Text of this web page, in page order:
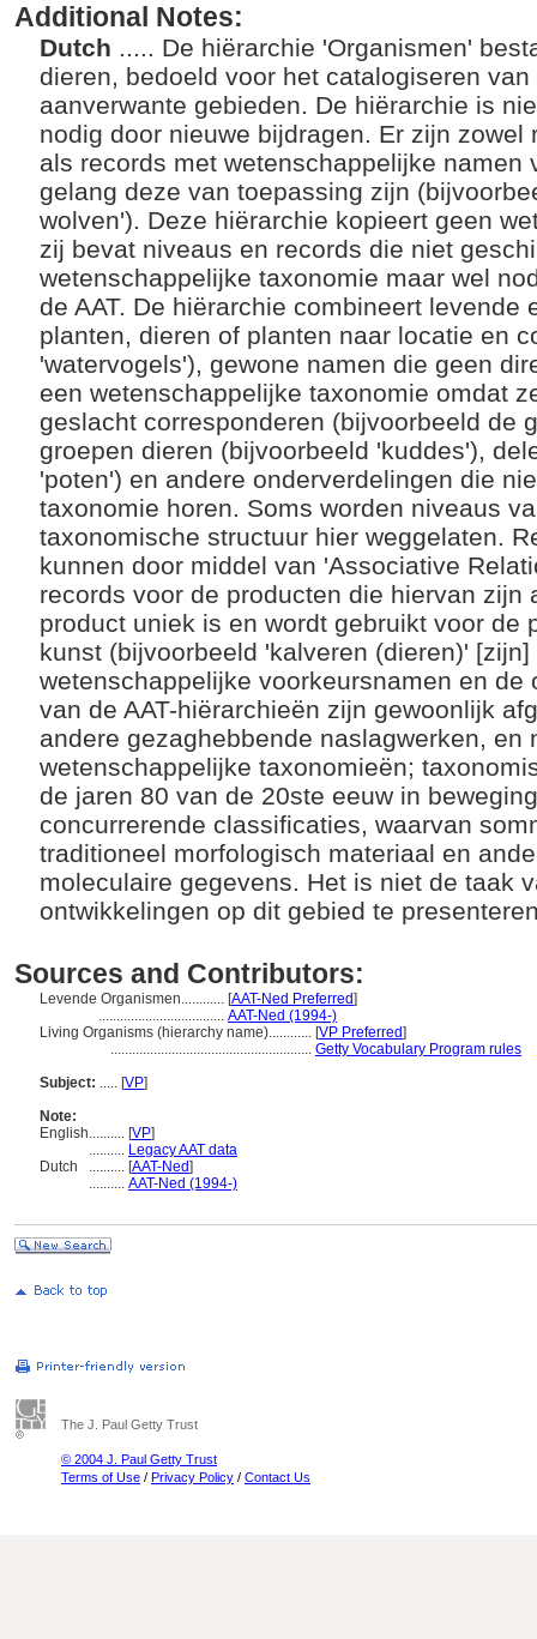
Additional Notes:
Dutch ..... De hiërarchie 'Organismen'
dieren, bedoeld voor het catalogiseren
aanverwante gebieden. De hiërarchie is
nodig door nieuwe bijdragen. Er zijn zowel
als records met wetenschappelijke namen
gelang deze van toepassing zijn
wolven'). Deze hiërarchie kopieert geen
zij bevat niveaus en records die niet
wetenschappelijke taxonomie maar wel
de AAT. De hiërarchie combineert levende
planten, dieren of planten naar locatie en
'watervogels'), gewone namen die geen
een wetenschappelijke taxonomie omdat
geslacht corresponderen (bijvoorbeeld de
groepen dieren (bijvoorbeeld 'kuddes'),
'poten') en andere onderverdelingen die
taxonomie horen. Soms worden niveaus
taxonomische structuur hier weggelaten.
kunnen door middel van 'Associative
records voor de producten die hiervan zijn
product uniek is en wordt gebruikt voor de
kunst (bijvoorbeeld 'kalveren (dieren)'
wetenschappelijke voorkeursnamen en de
van de AAT-hiërarchieën zijn gewoonlijk
andere gezaghebbende naslagwerken, en
wetenschappelijke taxonomieën;
de jaren 80 van de 20ste eeuw in
concurrerende classificaties, waarvan
traditioneel morfologisch materiaal en
moleculaire gegevens. Het is niet de taak
ontwikkelingen op dit gebied te
Sources and Contributors:
Levende Organismen............ [AAT-Ned Preferred]
................................... AAT-Ned (1994-)
Living Organisms (hierarchy name)............ [VP Preferred]
........................................................ Getty Vocabulary Program rules
Subject: ..... [VP]
Note:
English.......... [VP]
.......... Legacy AAT data
Dutch
.......... [AAT-Ned]
.......... AAT-Ned (1994-)
The J. Paul Getty Trust
© 2004 J. Paul Getty Trust
Terms of Use / Privacy Policy / Contact Us